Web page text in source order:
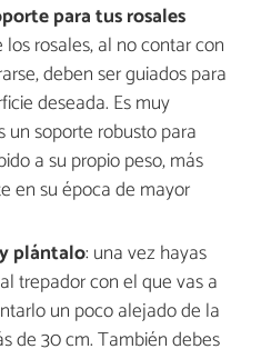
para tus rosales
rosales, al no contar con
deben ser guiados para
deseada. Es muy
soporte robusto para
a su propio peso, más
en su época de mayor
plántalo: una vez hayas
trepador con el que vas a
un poco alejado de la
de 30 cm. También debes